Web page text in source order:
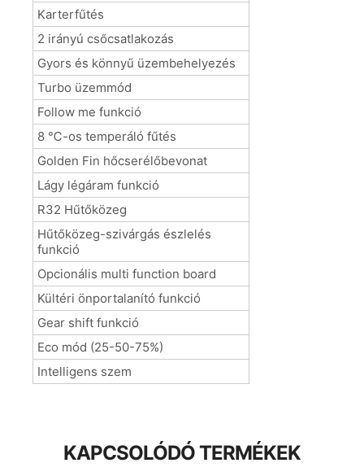
Karterfűtés
2 irányú csőcsatlakozás
Gyors és könnyű üzembehelyezés
Turbo üzemmód
Follow me funkció
8 ℃-os temperáló fűtés
Golden Fin hőcserélőbevonat
Lágy légáram funkció
R32 Hűtőközeg
Hűtőközeg-szivárgás észlelés
funkció
Opcionális multi function board
Kültéri önportalanító funkció
Gear shift funkció
Eco mód (25-50-75%)
Intelligens szem
KAPCSOLÓDÓ TERMÉKEK